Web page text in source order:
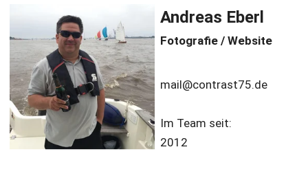
Andreas Eberl
Fotografie / Website
mail@contrast75.de
Im Team seit:
2012